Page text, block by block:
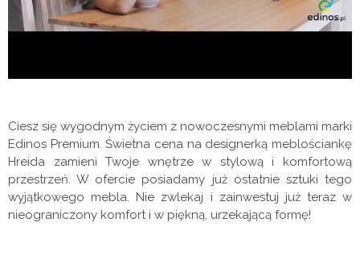
Ciesz się wygodnym życiem z nowoczesnymi meblami marki
Edinos Premium. Świetna cena na designerką meblościankę
Hreida zamieni Twoje wnętrze w stylową i komfortową
przestrzeń.W ofercie posiadamy już ostatnie sztuki tego
wyjątkowego mebla. Nie zwlekaj i zainwestuj już teraz w
nieograniczony komfort i w piękną, urzekającą formę!